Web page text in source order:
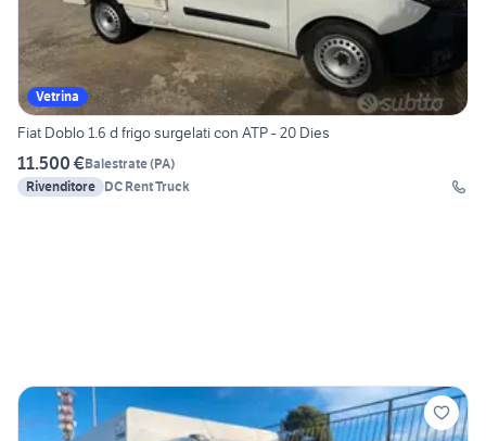
Vetrina
Fiat Doblo 1.6 d frigo surgelati con ATP - 20 Dies
11.500 €Balestrate(PA)
Rivenditore DC Rent Truck